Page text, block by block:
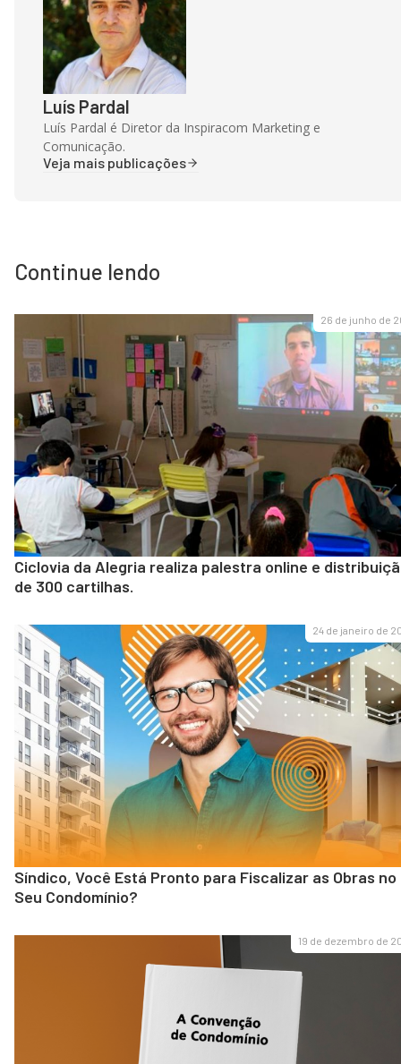
Luís Pardal
Luís Pardal é Diretor da Inspiracom Marketing e
Comunicação.
Veja mais publicações
Continue lendo
Ciclovia da Alegria realiza palestra online e
de 300 cartilhas.
26 de junho de
Síndico, Você Está Pronto para Fiscalizar as Obras no
Seu Condomínio?
24 de janeiro de
19 de dezembro de